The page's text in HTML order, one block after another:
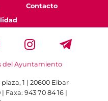
Contacto
del Ayuntamiento
1 | 20600 Eibar
Faxa: 943 70 84 16 |